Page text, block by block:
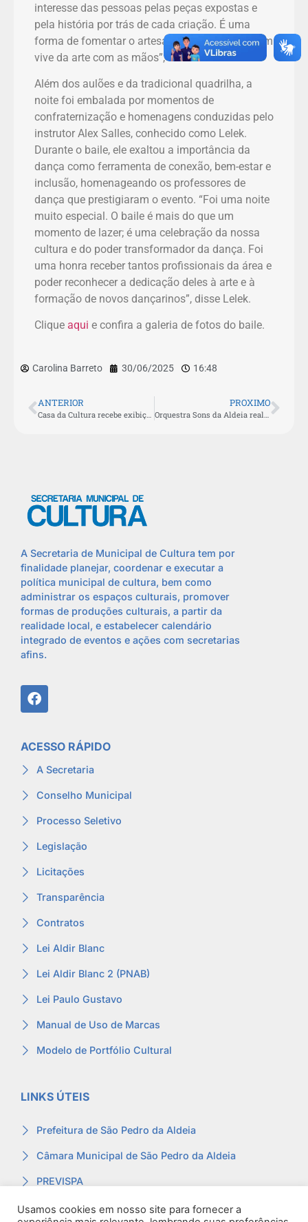
interesse das pessoas pelas peças expostas e
pela história por trás de cada criação. É uma
forma de fomentar o artesanato e valorizar quem
vive da arte com as mãos”, destacou.
Além dos aulões e da tradicional quadrilha, a
noite foi embalada por momentos de
confraternização e homenagens conduzidas pelo
instrutor Alex Salles, conhecido como Lelek.
Durante o baile, ele exaltou a importância da
dança como ferramenta de conexão, bem-estar e
inclusão, homenageando os professores de
dança que prestigiaram o evento. “Foi uma noite
muito especial. O baile é mais do que um
momento de lazer; é uma celebração da nossa
cultura e do poder transformador da dança. Foi
uma honra receber tantos profissionais da área e
poder reconhecer a dedicação deles à arte e à
formação de novos dançarinos”, disse Lelek.
Clique aqui e confira a galeria de fotos do baile.
Carolina Barreto 30/06/2025 16:48
ANTERIOR
Casa da Cultura recebe exibição gratuita do curta “Como se fosse da família” nesta quinta-feira (03)
PROXIMO
Orquestra Sons da Aldeia realiza segundo ensaio aberto na Casa da Cultura
A Secretaria de Municipal de Cultura tem por
finalidade planejar, coordenar e executar a
política municipal de cultura, bem como
administrar os espaços culturais, promover
formas de produções culturais, a partir da
realidade local, e estabelecer calendário
integrado de eventos e ações com secretarias
afins.
ACESSO RÁPIDO
A Secretaria
Conselho Municipal
Processo Seletivo
Legislação
Licitações
Transparência
Contratos
Lei Aldir Blanc
Lei Aldir Blanc 2 (PNAB)
Lei Paulo Gustavo
Manual de Uso de Marcas
Modelo de Portfólio Cultural
LINKS ÚTEIS
Prefeitura de São Pedro da Aldeia
Câmara Municipal de São Pedro da Aldeia
PREVISPA
Ouvidoria
Usamos cookies em nosso site para fornecer a